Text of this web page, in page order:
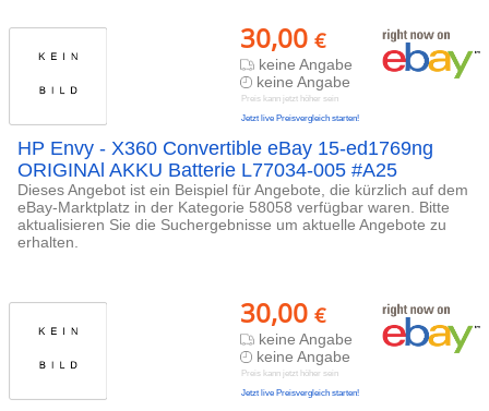
30,00 €
keine Angabe
keine Angabe
Preis kann jetzt höher sein
Jetzt live Preisvergleich starten!
HP Envy - X360 Convertible eBay 15-ed1769ng
ORIGINAl AKKU Batterie L77034-005 #A25
Dieses Angebot ist ein Beispiel für Angebote, die kürzlich auf dem
eBay-Marktplatz in der Kategorie 58058 verfügbar waren. Bitte
aktualisieren Sie die Suchergebnisse um aktuelle Angebote zu
erhalten.
30,00 €
keine Angabe
keine Angabe
Preis kann jetzt höher sein
Jetzt live Preisvergleich starten!